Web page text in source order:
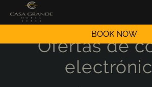
BOOK NOW
Pagina Inicial
Ofertas de